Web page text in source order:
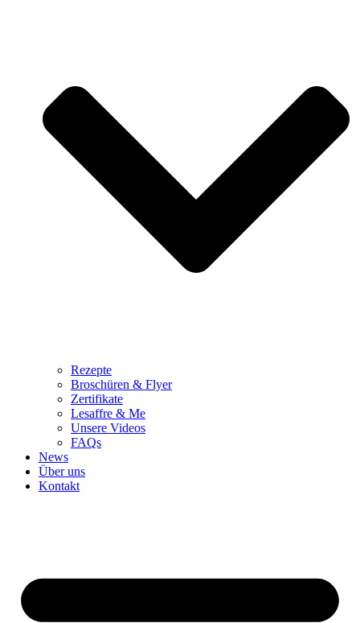
Rezepte
Broschüren & Flyer
Zertifikate
Lesaffre & Me
Unsere Videos
FAQs
News
Über uns
Kontakt